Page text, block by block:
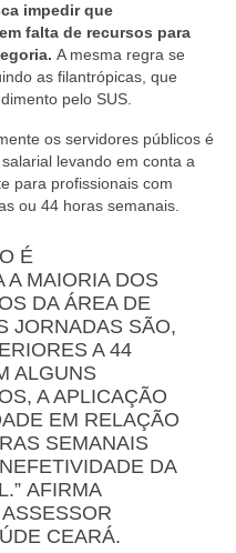
impedir que
falta de recursos para
A mesma regra se
as filantrópicas, que
pelo SUS.
os servidores públicos é
levando em conta a
para profissionais com
ou 44 horas semanais.
É
A MAIORIA DOS
DA ÁREA DE
JORNADAS SÃO,
A 44
ALGUNS
A APLICAÇÃO
EM RELAÇÃO
SEMANAIS
DA
AFIRMA
CEARÁ.